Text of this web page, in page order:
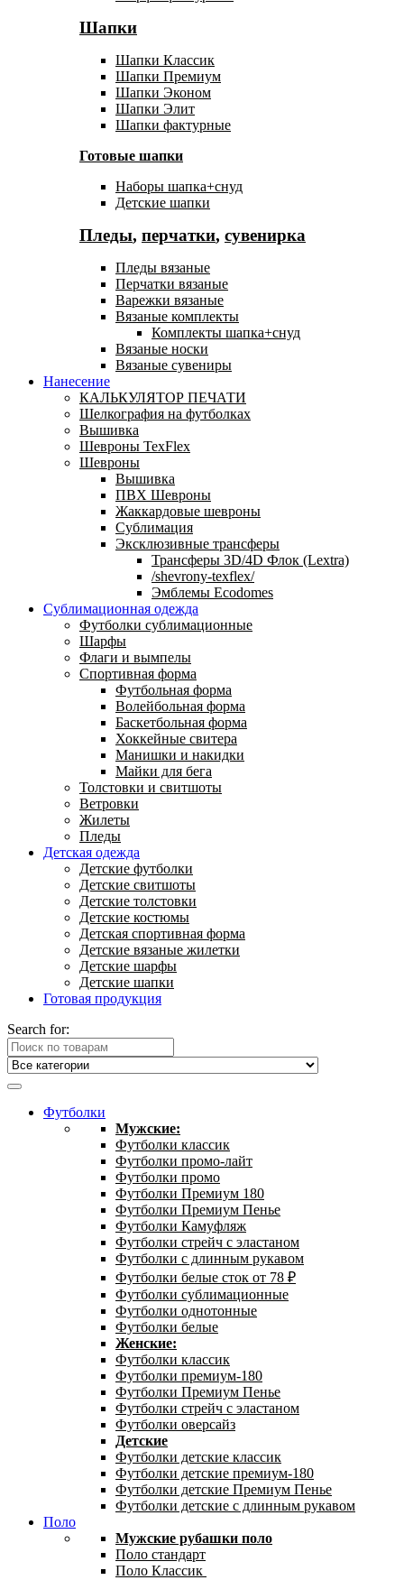
Шапки
Шапки Классик
Шапки Премиум
Шапки Эконом
Шапки Элит
Шапки фактурные
Готовые шапки
Наборы шапка+снуд
Детские шапки
Пледы, перчатки, сувенирка
Пледы вязаные
Перчатки вязаные
Варежки вязаные
Вязаные комплекты
Комплекты шапка+снуд
Вязаные носки
Вязаные сувениры
Нанесение
КАЛЬКУЛЯТОР ПЕЧАТИ
Шелкография на футболках
Вышивка
Шевроны TexFlex
Шевроны
Вышивка
ПВХ Шевроны
Жаккардовые шевроны
Сублимация
Эксклюзивные трансферы
Трансферы 3D/4D Флок (Lextra)
/shevrony-texflex/
Эмблемы Ecodomes
Сублимационная одежда
Футболки сублимационные
Шарфы
Флаги и вымпелы
Спортивная форма
Футбольная форма
Волейбольная форма
Баскетбольная форма
Хоккейные свитера
Манишки и накидки
Майки для бега
Толстовки и свитшоты
Ветровки
Жилеты
Пледы
Детская одежда
Детские футболки
Детские свитшоты
Детские толстовки
Детские костюмы
Детская спортивная форма
Детские вязаные жилетки
Детские шарфы
Детские шапки
Готовая продукция
Search for:
Футболки
Мужские:
Футболки классик
Футболки промо-лайт
Футболки промо
Футболки Премиум 180
Футболки Премиум Пенье
Футболки Камуфляж
Футболки стрейч с эластаном
Футболки с длинным рукавом
Футболки белые сток от 78 ₽
Футболки сублимационные
Футболки однотонные
Футболки белые
Женские:
Футболки классик
Футболки премиум-180
Футболки Премиум Пенье
Футболки стрейч с эластаном
Футболки оверсайз
Детские
Футболки детские классик
Футболки детские премиум-180
Футболки детские Премиум Пенье
Футболки детские с длинным рукавом
Поло
Мужские рубашки поло
Поло стандарт
Поло Классик